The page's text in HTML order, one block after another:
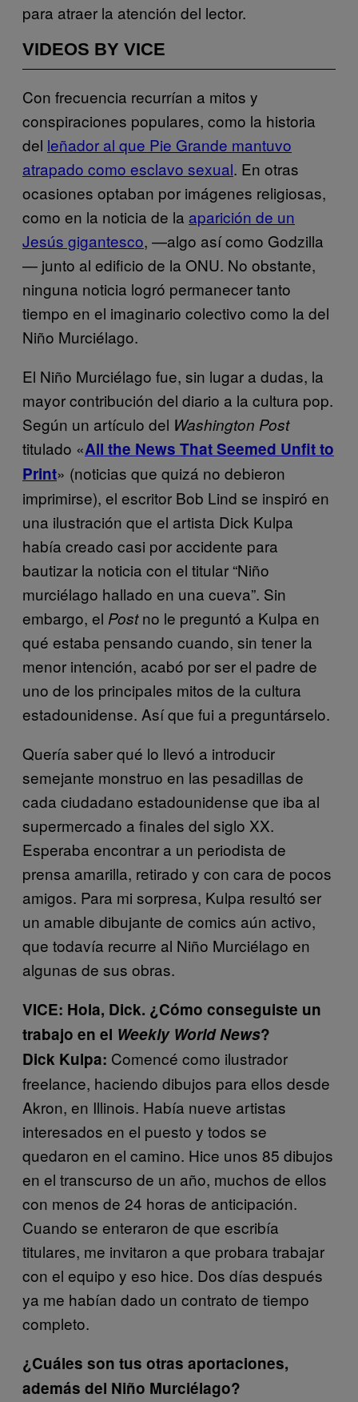
para atraer la atención del lector.
VIDEOS BY VICE
Con frecuencia recurrían a mitos y
conspiraciones populares, como la historia
del leñador al que Pie Grande mantuvo
atrapado como esclavo sexual. En otras
ocasiones optaban por imágenes religiosas,
como en la noticia de la aparición de un
Jesús gigantesco, —algo así como Godzilla
— junto al edificio de la ONU. No obstante,
ninguna noticia logró permanecer tanto
tiempo en el imaginario colectivo como la del
Niño Murciélago.
El Niño Murciélago fue, sin lugar a dudas, la
mayor contribución del diario a la cultura pop.
Según un artículo del Washington Post
titulado «All the News That Seemed Unfit to
Print» (noticias que quizá no debieron
imprimirse), el escritor Bob Lind se inspiró en
una ilustración que el artista Dick Kulpa
había creado casi por accidente para
bautizar la noticia con el titular “Niño
murciélago hallado en una cueva”. Sin
embargo, el Postno le preguntó a Kulpa en
qué estaba pensando cuando, sin tener la
menor intención, acabó por ser el padre de
uno de los principales mitos de la cultura
estadounidense. Así que fui a preguntárselo.
Quería saber qué lo llevó a introducir
semejante monstruo en las pesadillas de
cada ciudadano estadounidense que iba al
supermercado a finales del siglo XX.
Esperaba encontrar a un periodista de
prensa amarilla, retirado y con cara de pocos
amigos. Para mi sorpresa, Kulpa resultó ser
un amable dibujante de comics aún activo,
que todavía recurre al Niño Murciélago en
algunas de sus obras.
VICE: Hola, Dick. ¿Cómo conseguiste un
trabajo en el Weekly World News?
Dick Kulpa: Comencé como ilustrador
freelance, haciendo dibujos para ellos desde
Akron, en Illinois. Había nueve artistas
interesados en el puesto y todos se
quedaron en el camino. Hice unos 85 dibujos
en el transcurso de un año, muchos de ellos
con menos de 24 horas de anticipación.
Cuando se enteraron de que escribía
titulares, me invitaron a que probara trabajar
con el equipo y eso hice. Dos días después
ya me habían dado un contrato de tiempo
completo.
¿Cuáles son tus otras aportaciones,
además del Niño Murciélago?